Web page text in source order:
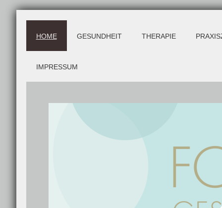
HOME GESUNDHEIT THERAPIE
IMPRESSUM